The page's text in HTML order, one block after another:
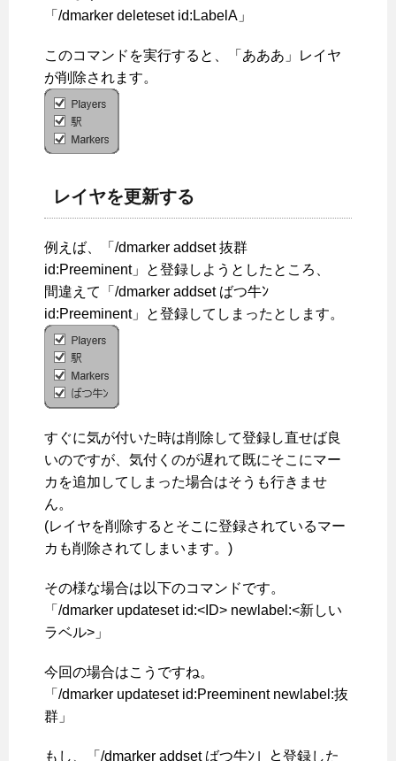
「/dmarker deleteset id:LabelA」
このコマンドを実行すると、「あああ」レイヤ
が削除されます。
レイヤを更新する
例えば、「/dmarker addset 抜群
id:Preeminent」と登録しようとしたところ、
間違えて「/dmarker addset ばつ牛ﾝ
id:Preeminent」と登録してしまったとします。
すぐに気が付いた時は削除して登録し直せば良
いのですが、気付くのが遅れて既にそこにマー
カを追加してしまった場合はそうも行きませ
ん。
(レイヤを削除するとそこに登録されているマー
カも削除されてしまいます。)
その様な場合は以下のコマンドです。
「/dmarker updateset id:<ID> newlabel:<新しい
ラベル>」
今回の場合はこうですね。
「/dmarker updateset id:Preeminent newlabel:抜
群」
もし、「/dmarker addset ばつ牛ﾝ」と登録した